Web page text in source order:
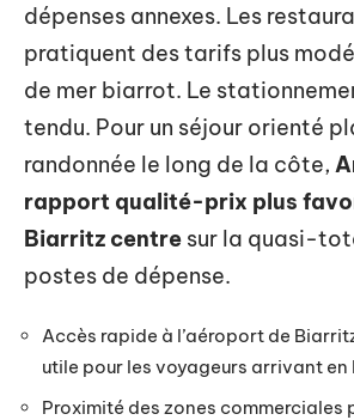
dépenses annexes. Les
pratiquent des tarifs plus
de mer biarrot. Le
tendu. Pour un séjour orienté
randonnée le long de la côte,
rapport qualité-prix plus
Biarritz centre sur la quasi-
postes de dépense.
Accès rapide à l’aéroport de
utile pour les voyageurs arrivant
Proximité des zones commerciales